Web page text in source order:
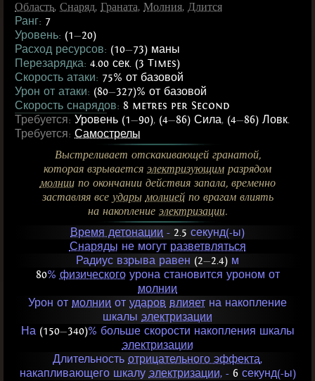
Область, Снаряд, Граната, Молния, Длится
Ранг: 7
Уровень: (1—20)
Расход ресурсов: (10—73) маны
Перезарядка: 4.00 сек. (3 Times)
Скорость атаки: 75% от базовой
Урон от атаки: (80—327)% от базовой
Скорость снарядов: 8 metres per Second
Требуется: Уровень (1—90), (4—86) Сила, (4—86) Ловк.
Требуется: Самострелы
Выстреливает отскакивающей гранатой,
которая взрывается электризующим разрядом
молниипо окончании действия запала, временно
заставляя все удары молниейпо врагам влиять
на накопление электризации.
Время детонации - 2.5 секунд(-ы)
Снаряды не могут разветвляться
Радиус взрыва равен (2—2.4) м
80% физическогоурона становится уроном от
молнии
Урон от молнии от ударов влияет на накопление
шкалы электризации
На (150—340)% больше скорости накопления шкалы
электризации
Длительность отрицательного эффекта,
накапливающего шкалу электризации, - 6секунд(-ы)